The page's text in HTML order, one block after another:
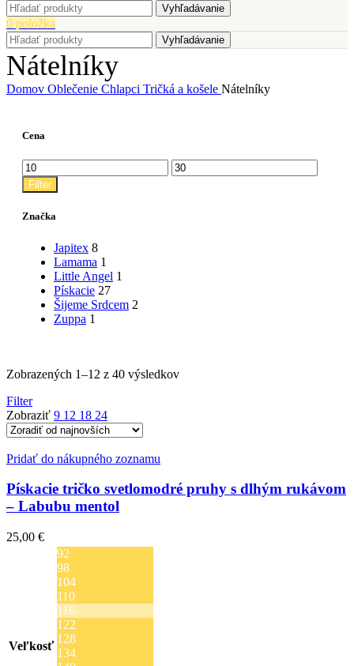
Vyhľadávanie
0 položka
Vyhľadávanie
Nátelníky
Domov Oblečenie Chlapci Tričká a košele Nátelníky
Cena
Minimálna
cena
Maximálna
cena
Filter
Značka
Japitex 8
Lamama 1
Little Angel 1
Pískacie 27
Šijeme Srdcem 2
Zuppa 1
Zobrazených 1–12 z 40 výsledkovZoradené
Filter
Zobraziť 9 12 18 24
Pridať do nákupného zoznamu
Pískacie tričko svetlomodré pruhy s dlhým rukávom
– Labubu mentol
25,00 €
Veľkosť
92
98
104
110
116
122
128
134